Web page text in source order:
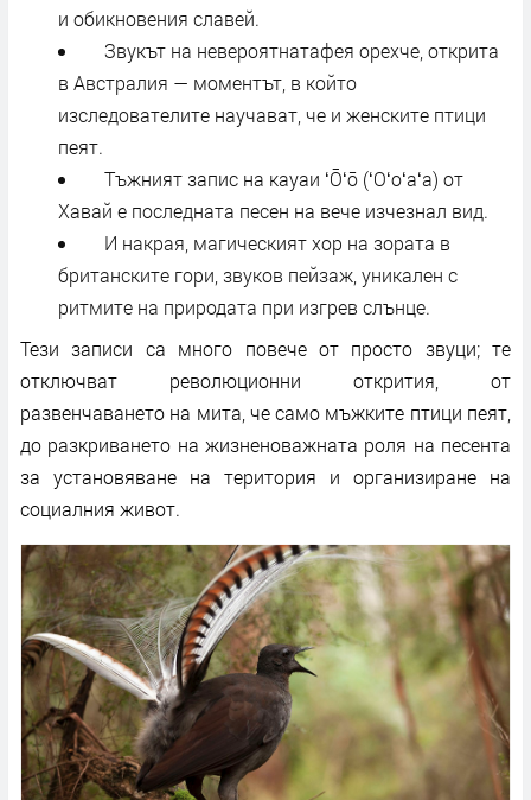
и обикновения славей.
Звукът на невероятнатафея орехче, открита
в Австралия — моментът, в който
изследователите научават, че и женските птици
пеят.
Тъжният запис на кауаи ʻŌʻō (ʻOʻoʻaʻa) от
Хавай е последната песен на вече изчезнал вид.
И накрая, магическият хор на зората в
британските гори, звуков пейзаж, уникален с
ритмите на природата при изгрев слънце.
Тези записи са много повече от просто звуци; те
отключват революционни открития, от
развенчаването на мита, че само мъжките птици пеят,
до разкриването на жизненоважната роля на песента
за установяване на територия и организиране на
социалния живот.